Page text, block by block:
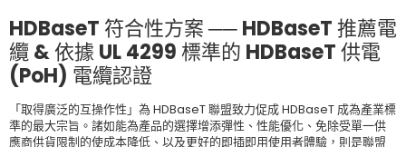
HDBaseT 符合性方案 ── HDBaseT 推薦電
纜 & 依據 UL 4299 標準的 HDBaseT 供電
(PoH) 電纜認證
「取得廣泛的互操作性」為 HDBaseT 聯盟致力促成 HDBaseT 成為產業標
準的最大宗旨。諸如能為產品的選擇增添彈性、性能優化、免除受單一供
應商供貨限制的使成本降低、以及更好的即插即用使用者體驗，則是聯盟